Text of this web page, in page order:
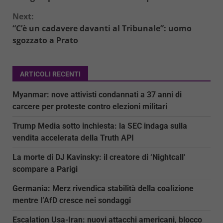
Next:
“C’è un cadavere davanti al Tribunale”: uomo
sgozzato a Prato
ARTICOLI RECENTI
Myanmar: nove attivisti condannati a 37 anni di
carcere per proteste contro elezioni militari
Trump Media sotto inchiesta: la SEC indaga sulla
vendita accelerata della Truth API
La morte di DJ Kavinsky: il creatore di ‘Nightcall’
scompare a Parigi
Germania: Merz rivendica stabilità della coalizione
mentre l’AfD cresce nei sondaggi
Escalation Usa-Iran: nuovi attacchi americani, blocco